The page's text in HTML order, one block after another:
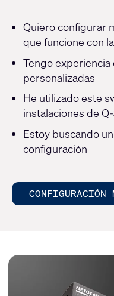
Quiero configurar
que funcione con
Tengo
personalizadas
He utilizado este
instalaciones de
Estoy buscando
configuración
CONFIGURACIÓN